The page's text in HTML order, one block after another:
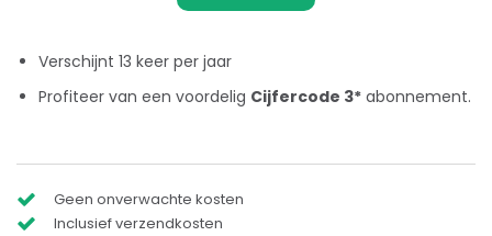
Verschijnt 13 keer per jaar
Profiteer van een voordelig Cijfercode 3* abonnement.
Geen onverwachte kosten
Inclusief verzendkosten